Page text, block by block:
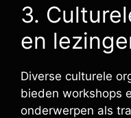
3.
en
Diverse culturele
bieden workshops
onderwerpen als